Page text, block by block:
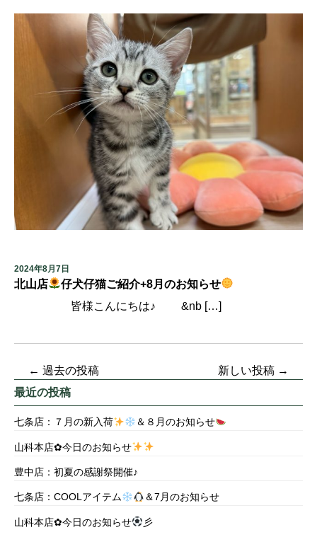
2024年8月7日
北山店
仔犬仔猫ご紹介+8月のお知らせ
皆様こんにちは♪ &nb […]
← 過去の投稿 新しい投稿 →
最近の投稿
七条店：７月の新入荷 ＆８月のお知らせ
山科本店✿今日のお知らせ
豊中店：初夏の感謝祭開催♪
七条店：COOLアイテム ＆7月のお知らせ
山科本店✿今日のお知らせ 彡